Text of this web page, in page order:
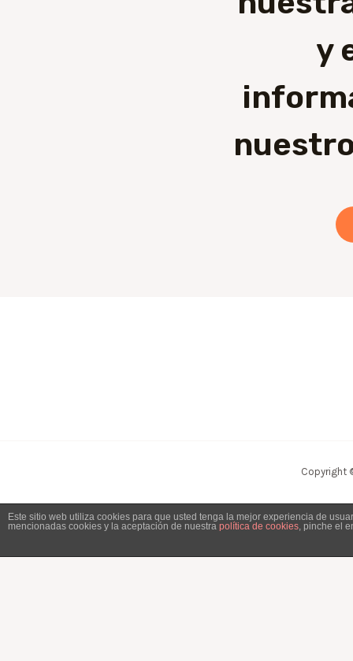
y
Copyright
Este sitio web utiliza cookies para que usted tenga la mejor experiencia de
mencionadas cookies y la aceptación de nuestra política de cookies , pinche el